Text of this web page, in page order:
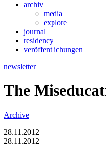
archiv
media
explore
journal
residency
veröffentlichungen
newsletter
The
Archive
28.11.2012
28.11.2012